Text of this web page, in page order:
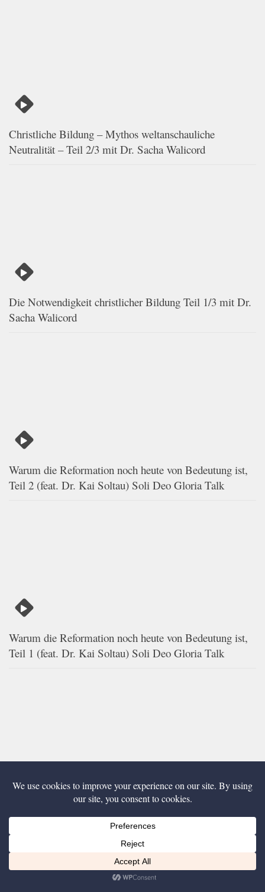
Christliche Bildung – Mythos weltanschauliche
Neutralität – Teil 2/3 mit Dr. Sacha Walicord
Die Notwendigkeit christlicher Bildung Teil 1/3 mit Dr.
Sacha Walicord
Warum die Reformation noch heute von Bedeutung ist,
Teil 2 (feat. Dr. Kai Soltau) Soli Deo Gloria Talk
Warum die Reformation noch heute von Bedeutung ist,
Teil 1 (feat. Dr. Kai Soltau) Soli Deo Gloria Talk
Islam – Teil 2 von 2 – Soli Deo Gloria Talk
Diese Website nutzt Cookies, um bestmögliche Funktionalität bieten zu können.
Ich bin einverstanden